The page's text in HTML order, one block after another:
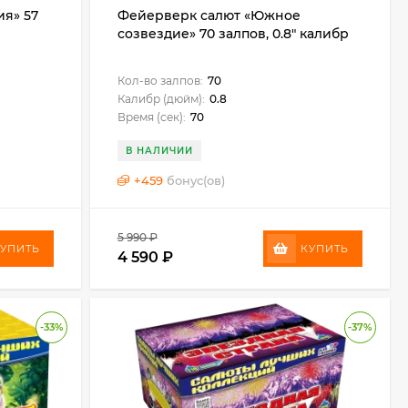
57
Фейерверк салют «Южное
созвездие» 70 залпов, 0.8" калибр
Кол-во залпов: 70
Калибр (дюйм): 0.8
Время (сек): 70
В НАЛИЧИИ
+459 бонус(ов)
5 990₽
4 590 ₽
КУПИТЬ
-33% -37%